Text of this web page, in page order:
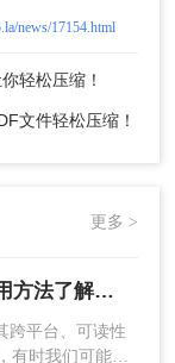
式，无需安
指定的网
接。下面以
news/17154.html
轻松压缩！
文件轻松压缩！
更多 >
pdf文件怎么压缩大小？三种简单实用方法了解一下！
跨平台、可读性
时我们可能会